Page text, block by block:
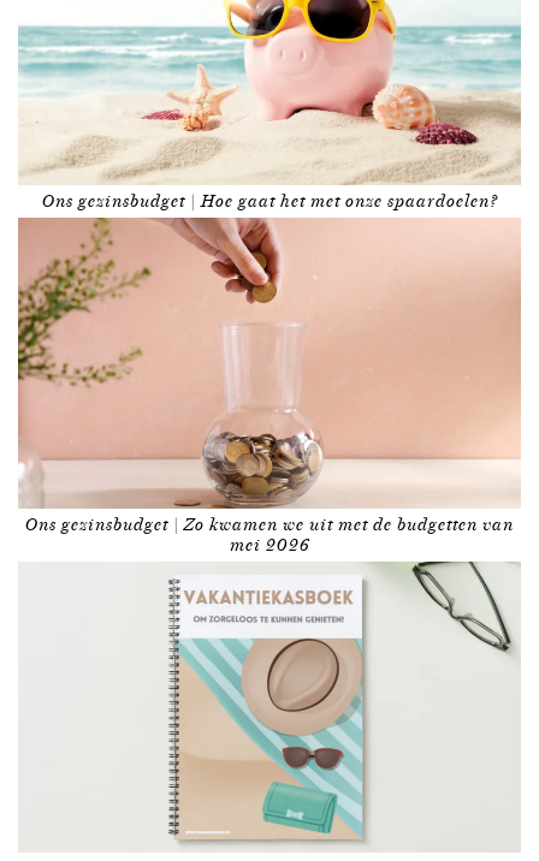
Ons gezinsbudget | Hoe gaat het met onze spaardoelen?
Ons gezinsbudget | Zo kwamen we uit met de budgetten van
mei 2026